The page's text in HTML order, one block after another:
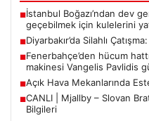
■İstanbul Boğazı’ndan dev
geçebilmek için kulelerini
■Diyarbakır’da Silahlı
■Fenerbahçe’den hücum
makinesi Vangelis Pavlidis
■Açık Hava Mekanlarında
■CANLI | Mjallby – Slovan
Bilgileri